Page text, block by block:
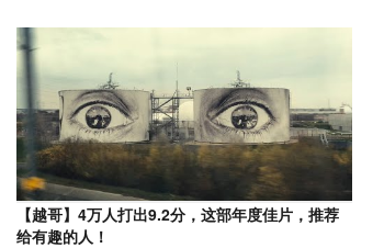
【越哥】4万人打出9.2分，这部年度佳片，推荐
给有趣的人！